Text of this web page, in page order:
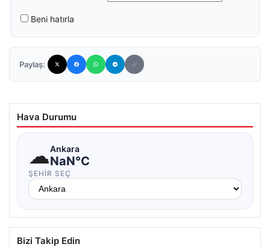
Beni hatırla
Paylaş:
Hava Durumu
☁Ankara
NaN°C
ŞEHIR SEÇ
Bizi Takip Edin